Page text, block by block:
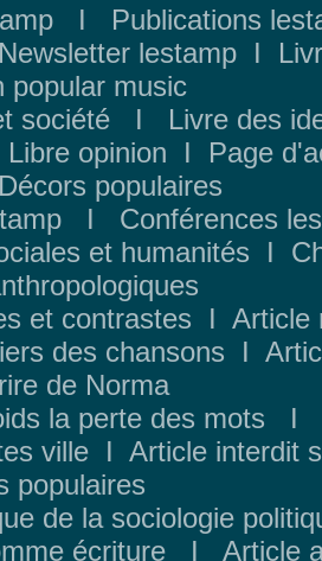
I Publications
Newsletter lestamp I
popular music
société I Livre des
Libre opinion I Page
Décors populaires
I Conférences
et humanités I
et contrastes I Article
des chansons I
de Norma
la perte des mots I
ville I Article interdit
populaires
de la sociologie
écriture I Article